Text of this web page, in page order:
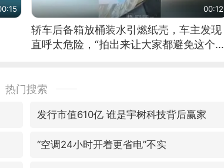
00:12
轿车后备箱放桶装水引燃纸壳，车主发现
直呼太危险，“拍出来让大家都避免这个危
热门搜索
发行市值610亿 谁是宇树科技背后赢家
“空调24小时开着更省电”不实